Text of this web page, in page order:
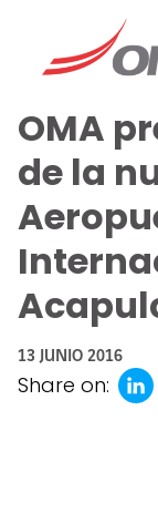
OMA
de la
13 JUNIO 2016
Share on: